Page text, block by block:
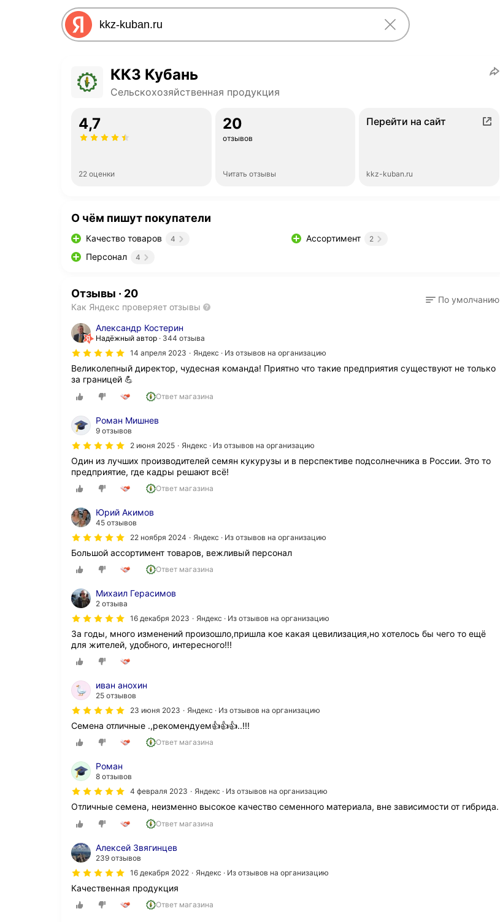
ККЗ Кубань
Сельскохозяйственная продукция
4,7
22 оценки
20
отзывов
Читать отзывы
Перейти на сайт
kkz-kuban.ru
О чём пишут покупатели
Качество товаров 4
Персонал 4
Ассортимент 2
Отзывы · 20
Как Яндекс проверяет отзывы
По умолчанию
Александр Костерин
Надёжный автор
344 отзыва
14 апреля 2023
Яндекс · Из отзывов на организацию
Великолепный директор, чудесная команда! Приятно что такие предприятия существуют не только
за границей 💪
Ответ магазина
Роман Мишнев
9 отзывов
2 июня 2025
Яндекс · Из отзывов на организацию
Один из лучших производителей семян кукурузы и в перспективе подсолнечника в России. Это то
предприятие, где кадры решают всё!
Ответ магазина
Юрий Акимов
45 отзывов
22 ноября 2024
Яндекс · Из отзывов на организацию
Большой ассортимент товаров, вежливый персонал
Ответ магазина
Михаил Герасимов
2 отзыва
16 декабря 2023
Яндекс · Из отзывов на организацию
За годы, много изменений произошло,пришла кое какая цевилизация,но хотелось бы чего то ещё
для жителей, удобного, интересного!!!
иван анохин
25 отзывов
23 июня 2023
Яндекс · Из отзывов на организацию
Семена отличные .,рекомендуем👍👍👍..!!!
Ответ магазина
Роман
8 отзывов
4 февраля 2023
Яндекс · Из отзывов на организацию
Отличные семена, неизменно высокое качество семенного материала, вне зависимости от гибрида.
Ответ магазина
Алексей Звягинцев
239 отзывов
16 декабря 2022
Яндекс · Из отзывов на организацию
Качественная продукция
Ответ магазина